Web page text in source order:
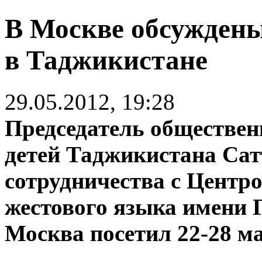
В Москве
в Таджикистане
29.05.2012, 19:28
Председатель
детей Таджикистана
сотрудничества с
жестового языка имени
Москва посетил 22-28